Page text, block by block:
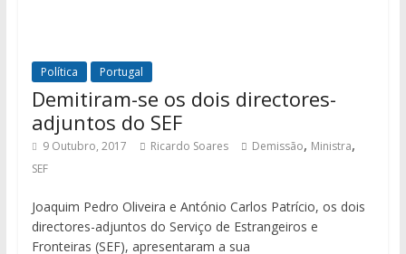
Política Portugal
Demitiram-se os dois directores-
adjuntos do SEF
9 Outubro, 2017 Ricardo Soares Demissão, Ministra,
SEF
Joaquim Pedro Oliveira e António Carlos Patrício, os dois
directores-adjuntos do Serviço de Estrangeiros e
Fronteiras (SEF), apresentaram a sua